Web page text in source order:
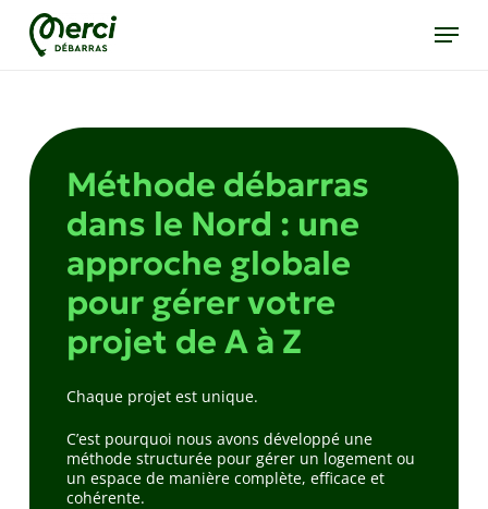
main
Menu
Méthode débarras
dans le Nord : une
approche globale
pour gérer votre
projet de A à Z
Chaque projet est unique.
C’est pourquoi nous avons développé une
méthode structurée pour gérer un logement ou
un espace de manière complète, efficace et
cohérente.